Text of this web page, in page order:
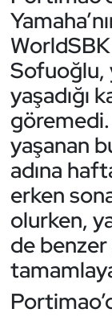
WorldSBK
Sofuoğlu,
yaşadığı
yaşanan
adına
erken
olurken,
de
Hava
Hentbol
İşitme
Judo ve
Kano ve
Karate
Kayak